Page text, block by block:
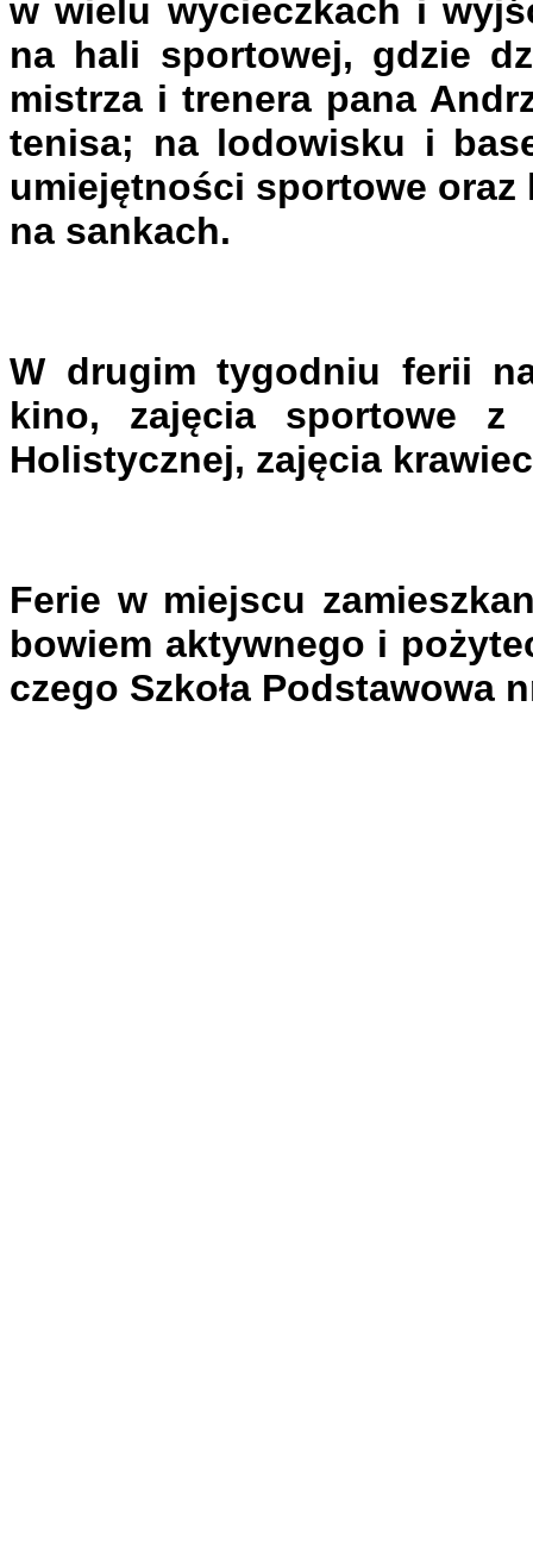
w wielu wycieczkach i
na hali sportowej, gdzie
mistrza i trenera pana
tenisa; na lodowisku i
umiejętności sportowe oraz
na sankach.
W drugim tygodniu ferii
kino, zajęcia sportowe z
Holistycznej, zajęcia
Ferie w miejscu
bowiem aktywnego i
czego Szkoła Podstawowa